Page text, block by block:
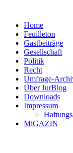
Home
Feuilleton
Gastbeiträge
Gesellschaft
Politik
Recht
Umfrage-
Über JurBlog
Downloads
Impressum
MiGAZIN